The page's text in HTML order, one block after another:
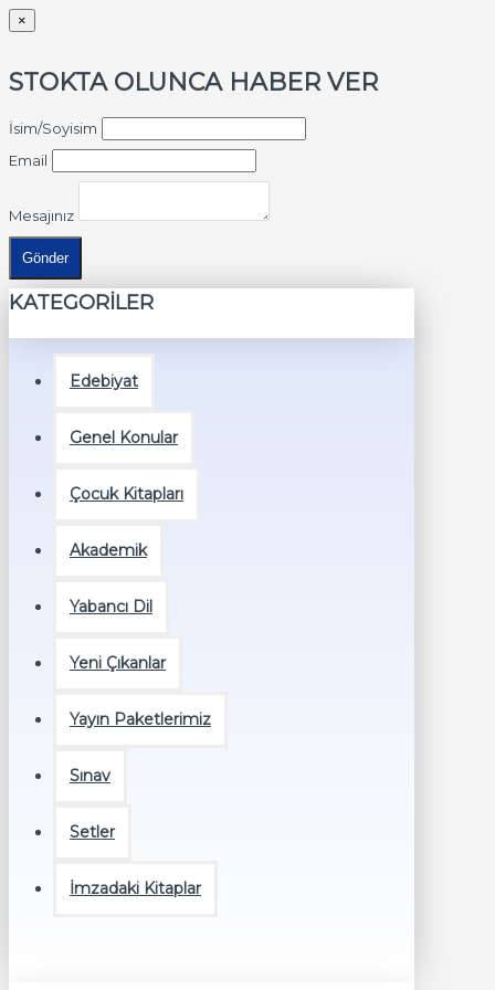
×
STOKTA OLUNCA HABER VER
İsim/Soyisim
Email
Mesajınız
Gönder
KATEGORİLER
Edebiyat
Genel Konular
Çocuk Kitapları
Akademik
Yabancı Dil
Yeni Çıkanlar
Yayın Paketlerimiz
Sınav
Setler
İmzadaki Kitaplar